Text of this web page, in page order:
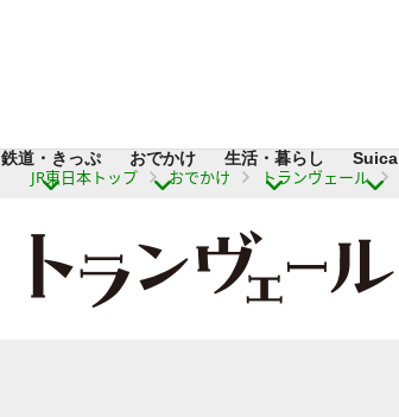
鉄道・きっぷ おでかけ 生活・暮らし Suica
JR東日本トップ おでかけ トランヴェール